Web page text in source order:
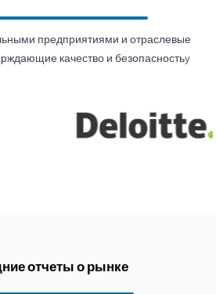
предприятиями и отраслевые
качество и безопасностьy
отчеты о рынке